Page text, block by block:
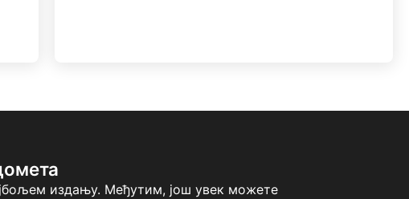
издању. Међутим, још увек можете